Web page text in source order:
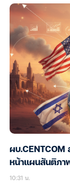
ผบ.CENTCOM
หน้าแผนสันติภา
10:31 น.